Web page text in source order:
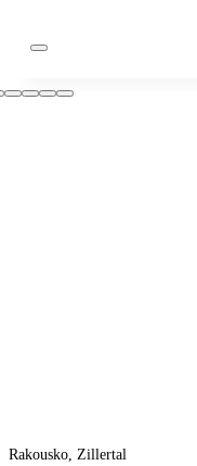
Rakousko, Zillertal